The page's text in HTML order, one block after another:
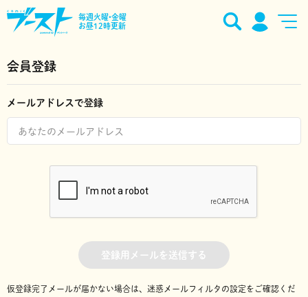
毎週火曜•金曜
お昼12時更新
会員登録
メールアドレスで登録
登録用メールを送信する
仮登録完了メールが届かない場合は、迷惑メールフィルタの設定をご確認くだ